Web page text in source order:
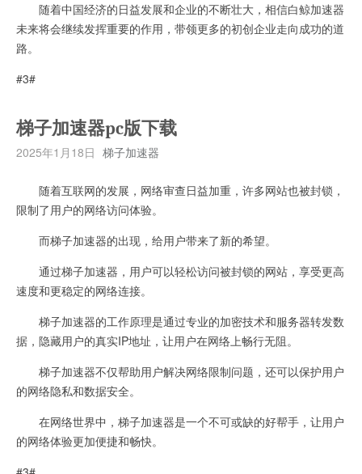
随着中国经济的日益发展和企业的不断壮大，相信白鲸加速器
未来将会继续发挥重要的作用，带领更多的初创企业走向成功的道
路。
#3#
梯子加速器pc版下载
2025年1月18日 梯子加速器
随着互联网的发展，网络审查日益加重，许多网站也被封锁，
限制了用户的网络访问体验。
而梯子加速器的出现，给用户带来了新的希望。
通过梯子加速器，用户可以轻松访问被封锁的网站，享受更高
速度和更稳定的网络连接。
梯子加速器的工作原理是通过专业的加密技术和服务器转发数
据，隐藏用户的真实IP地址，让用户在网络上畅行无阻。
梯子加速器不仅帮助用户解决网络限制问题，还可以保护用户
的网络隐私和数据安全。
在网络世界中，梯子加速器是一个不可或缺的好帮手，让用户
的网络体验更加便捷和畅快。